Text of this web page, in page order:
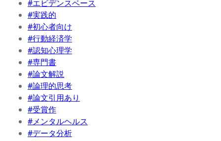
#エビデンスベース
#実践的
#初心者向け
#行動経済学
#認知心理学
#専門書
#論文解説
#論理的思考
#論文引用あり
#受賞作
#メンタルヘルス
#データ分析